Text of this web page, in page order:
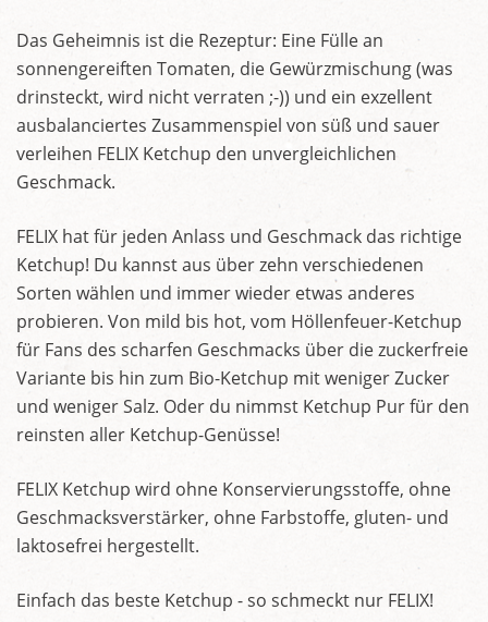
Das Geheimnis ist die Rezeptur: Eine Fülle an
sonnengereiften Tomaten, die Gewürzmischung (was
drinsteckt, wird nicht verraten ;-)) und ein exzellent
ausbalanciertes Zusammenspiel von süß und sauer
verleihen FELIX Ketchup den unvergleichlichen
Geschmack.
FELIX hat für jeden Anlass und Geschmack das richtige
Ketchup! Du kannst aus über zehn verschiedenen
Sorten wählen und immer wieder etwas anderes
probieren. Von mild bis hot, vom Höllenfeuer-Ketchup
für Fans des scharfen Geschmacks über die zuckerfreie
Variante bis hin zum Bio-Ketchup mit weniger Zucker
und weniger Salz. Oder du nimmst Ketchup Pur für den
reinsten aller Ketchup-Genüsse!
FELIX Ketchup wird ohne Konservierungsstoffe, ohne
Geschmacksverstärker, ohne Farbstoffe, gluten- und
laktosefrei hergestellt.
Einfach das beste Ketchup - so schmeckt nur FELIX!